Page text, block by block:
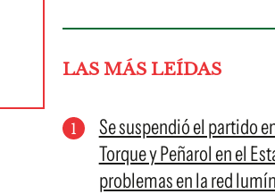
LAS MÁS LEÍDAS
Se suspendió el partido
Torque y Peñarol en el
problemas en la red